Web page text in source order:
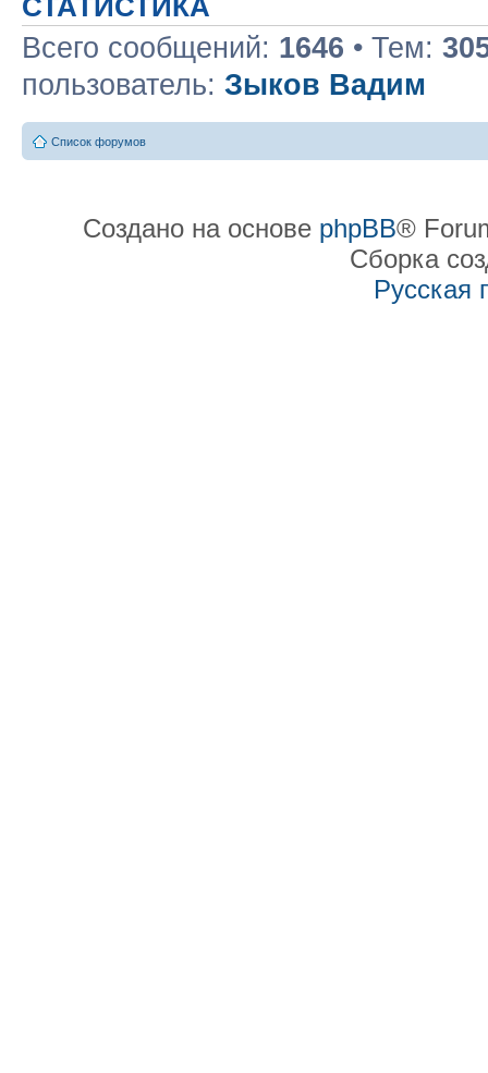
СТАТИСТИКА
Всего сообщений: 1646 • Тем:
пользователь: Зыков Вадим
Список форумов
Создано на основе phpBB®
Сборка
Русская